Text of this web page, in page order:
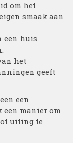
om het
smaak aan
een huis
het
geeft
een
een manier om
uiting te